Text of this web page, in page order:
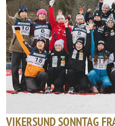
VIKERSUND SONNTAG